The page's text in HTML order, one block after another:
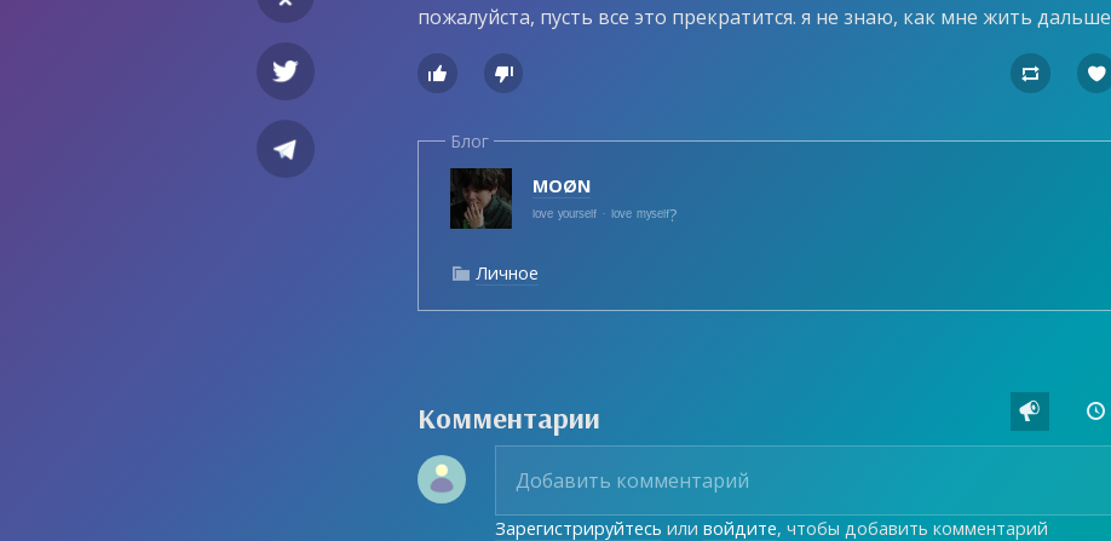
пожалуйста, пусть все это прекратится. я не знаю, как мне жить дальше
   
Блог
MOØN
ˡᵒᵛᵉ ʸᵒᵘʳˢᵉˡᶠ ˑ ˡᵒᵛᵉ ᵐʸˢᵉˡᶠ?
 Личное
Комментарии  
Зарегистрируйтесь иливойдите, чтобы добавить комментарий